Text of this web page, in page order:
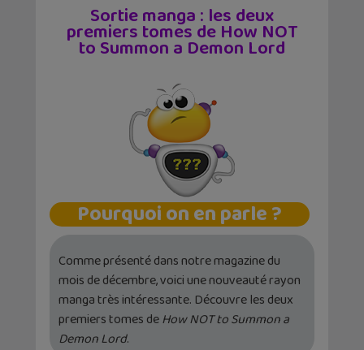
Sortie manga : les deux
premiers tomes de How NOT
to Summon a Demon Lord
Pourquoi on en parle ?
Comme présenté dans notre magazine du
mois de décembre, voici une nouveauté rayon
manga très intéressante. Découvre les deux
premiers tomes deHow NOT to Summon a
Demon Lord.